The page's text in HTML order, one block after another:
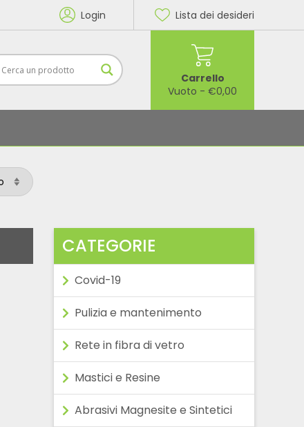
Login Lista dei desideri
Carrello
Vuoto - €0,00
CATEGORIE
Covid-19
Pulizia e mantenimento
Rete in fibra di vetro
Mastici e Resine
Abrasivi Magnesite e Sintetici